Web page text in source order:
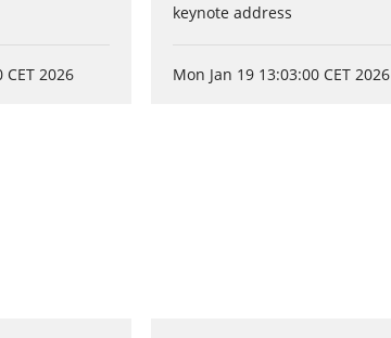
CET 2026
keynote address
Mon Jan 19 13:03:00 CET 2026